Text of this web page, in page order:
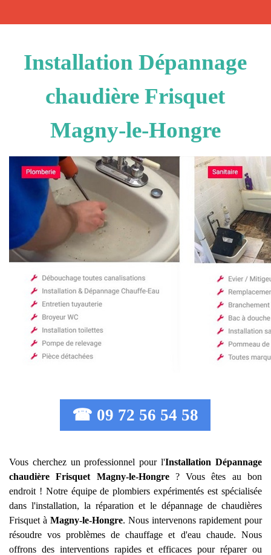
Installation Dépannage
chaudière Frisquet
Magny-le-Hongre
☎ 09 72 56 54 58
Vous cherchez un professionnel pour l'Installation Dépannage
chaudière Frisquet
Magny-le-Hongre? Vous êtes au bon
endroit ! Notre équipe de plombiers expérimentés est spécialisée
dans l'installation, la réparation et le dépannage de chaudières
Frisquet à Magny-le-Hongre. Nous intervenons rapidement pour
résoudre vos problèmes de chauffage et d'eau chaude. Nous
offrons des interventions rapides et efficaces pour réparer ou